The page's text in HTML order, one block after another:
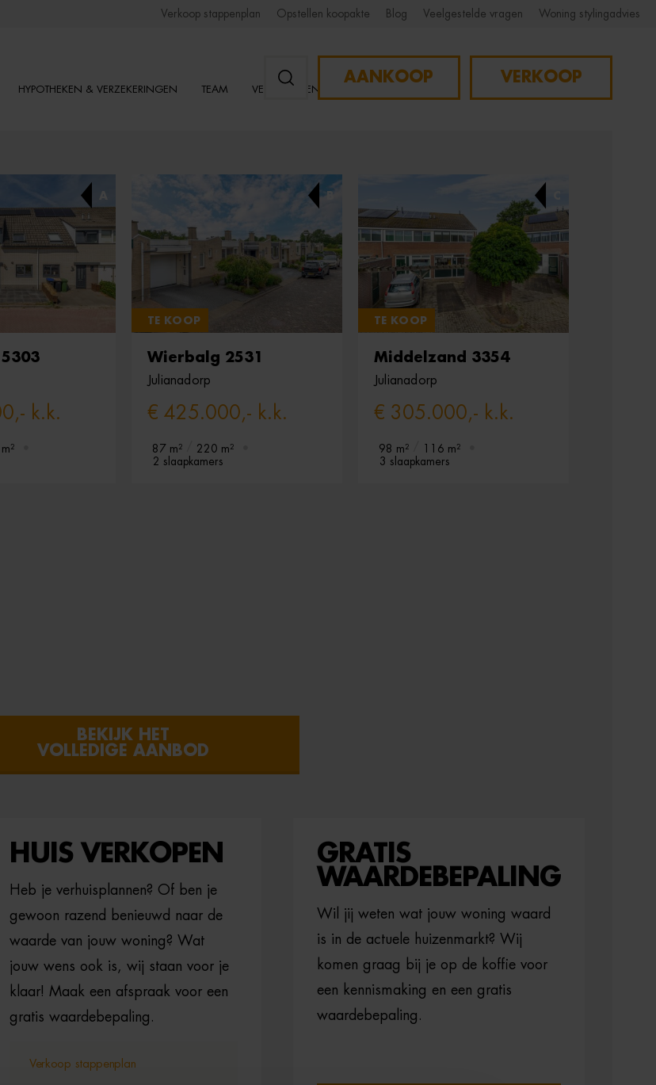
Verkoop stappenplan Opstellen koopakte Blog Veelgestelde vragen Woning stylingadvies
HYPOTHEKEN & VERZEKERINGEN TEAM VESTIGINGEN
AANKOOP VERKOOP
k.k.
B
TE KOOP
Wierbalg 2531
Julianadorp
€ 425.000,- k.k.
87 m²
220 m²
2 slaapkamers
TE KOOP
Middelzand 3354
Julianadorp
€ 305.000,- k.k.
98 m²
116 m²
3 slaapkamers
BEKIJK HET
VOLLEDIGE AANBOD
HUIS VERKOPEN
Heb je verhuisplannen? Of ben je
gewoon razend benieuwd naar de
waarde van jouw woning? Wat
jouw wens ook is, wij staan voor je
klaar! Maak een afspraak voor een
gratis waardebepaling.
Verkoop stappenplan
GRATIS
WAARDEBEPALING
Wil jij weten wat jouw woning waard
is in de actuele huizenmarkt? Wij
komen graag bij je op de koffie voor
een kennismaking en een gratis
waardebepaling.